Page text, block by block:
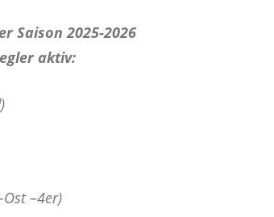
Saison 2025-2026
aktiv:
–4er)